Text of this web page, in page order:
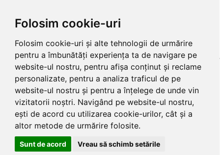
Folosim cookie-uri
Folosim cookie-uri și alte tehnologii de urmărire
pentru a îmbunătăți experiența ta de navigare pe
website-ul nostru, pentru afișa conținut și reclame
personalizate, pentru a analiza traficul de pe
website-ul nostru și pentru a înțelege de unde vin
vizitatorii noștri. Navigând pe website-ul nostru,
ești de acord cu utilizarea cookie-urilor, cât și a
altor metode de urmărire folosite.
Sunt de acord Vreau să schimb setările